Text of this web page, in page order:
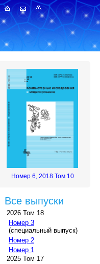
Номер 6, 2018 Том 10
Все выпуски
2026 Том 18
Номер 3
(специальный выпуск)
Номер 2
Номер 1
2025 Том 17